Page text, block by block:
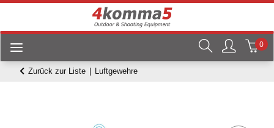
0
Zurück zur Liste Luftgewehre